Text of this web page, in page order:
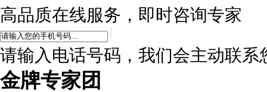
高品质在线服务，即时咨询专家
请输入电话号码，我们会主动联系
金牌专家团